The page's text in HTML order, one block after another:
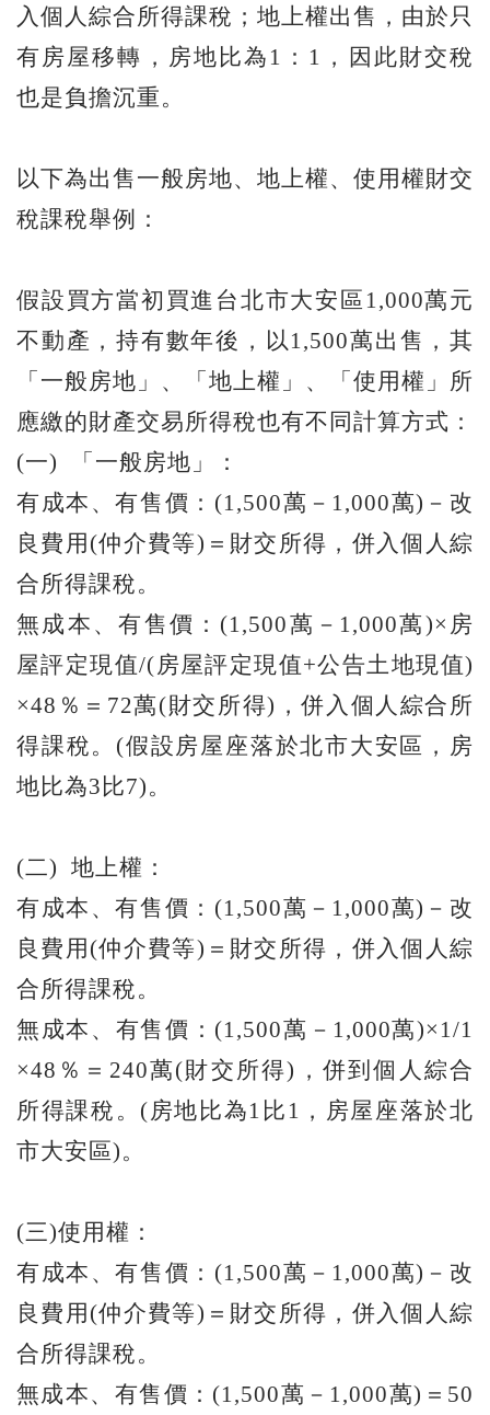
入個人綜合所得課稅；地上權出售，由於只
有房屋移轉，房地比為1：1，因此財交稅
也是負擔沉重。
以下為出售一般房地、地上權、使用權財交
稅課稅舉例：
假設買方當初買進台北市大安區1,000萬元
不動產，持有數年後，以1,500萬出售，其
「一般房地」、「地上權」、「使用權」所
應繳的財產交易所得稅也有不同計算方式：
(一) 「一般房地」：
有成本、有售價：(1,500萬－1,000萬)－改
良費用(仲介費等)＝財交所得，併入個人綜
合所得課稅。
無成本、有售價：(1,500萬－1,000萬)×房
屋評定現值/(房屋評定現值+公告土地現值)
×48％＝72萬(財交所得)，併入個人綜合所
得課稅。(假設房屋座落於北市大安區，房
地比為3比7)。
(二) 地上權：
有成本、有售價：(1,500萬－1,000萬)－改
良費用(仲介費等)＝財交所得，併入個人綜
合所得課稅。
無成本、有售價：(1,500萬－1,000萬)×1/1
×48％＝240萬(財交所得)，併到個人綜合
所得課稅。(房地比為1比1，房屋座落於北
市大安區)。
(三)使用權：
有成本、有售價：(1,500萬－1,000萬)－改
良費用(仲介費等)＝財交所得，併入個人綜
合所得課稅。
無成本、有售價：(1,500萬－1,000萬)＝50